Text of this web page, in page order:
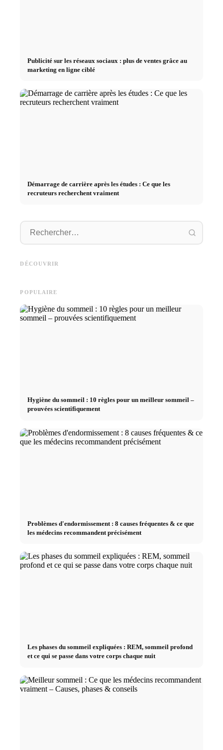
Publicité sur les réseaux sociaux : plus de ventes grâce au
marketing en ligne ciblé
Démarrage de carrière après les études : Ce que les
recruteurs recherchent vraiment
DÉCOUVRIR
Deutschlandstipendium, BAföG
und smarte Spartipps
POPULAIRE
Hygiène du sommeil : 10 règles pour un meilleur sommeil –
prouvées scientifiquement
Problèmes d'endormissement : 8 causes fréquentes & ce que
les médecins recommandent précisément
Les phases du sommeil expliquées : REM, sommeil profond
et ce qui se passe dans votre corps chaque nuit